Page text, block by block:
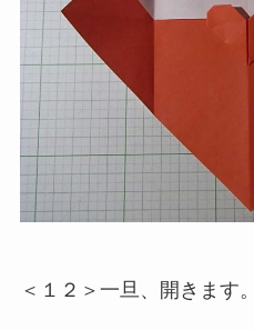
＜１２＞一旦、開きます。